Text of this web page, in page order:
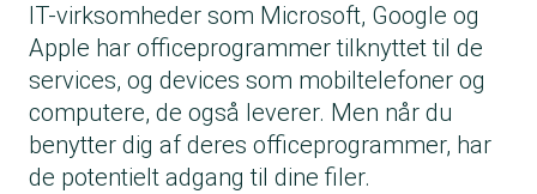
IT-virksomheder som Microsoft, Google og
Apple har officeprogrammer tilknyttet til de
services, og devices som mobiltelefoner og
computere, de også leverer. Men når du
benytter dig af deres officeprogrammer, har
de potentielt adgang til dine filer.